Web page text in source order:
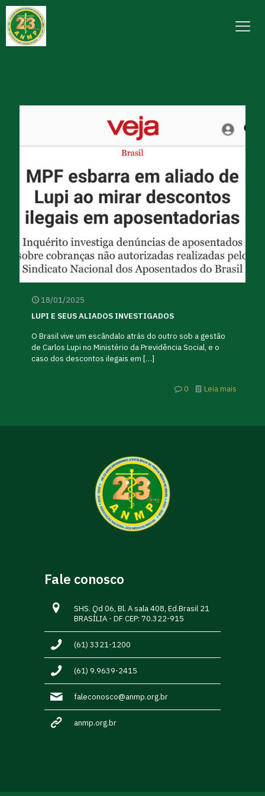
18/01/2025
LUPI E SEUS ALIADOS INVESTIGADOS
O Brasil vive um escândalo atrás do outro sob a gestão
de Carlos Lupi no Ministério da Previdência Social, e o
caso dos descontos ilegais em […]
0 Leia mais
Fale conosco
SHS. Qd 06, Bl. A sala 408, Ed.Brasil 21
BRASÍLIA - DF CEP: 70.322-915
(61) 3321-1200
(61) 9.9639-2415
faleconosco@anmp.org.br
anmp.org.br